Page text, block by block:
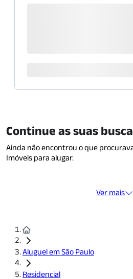
Continue as suas
Ainda não encontrou o que
Imóveis para alugar.
Ver mais
Aluguel em São Paulo
Residencial